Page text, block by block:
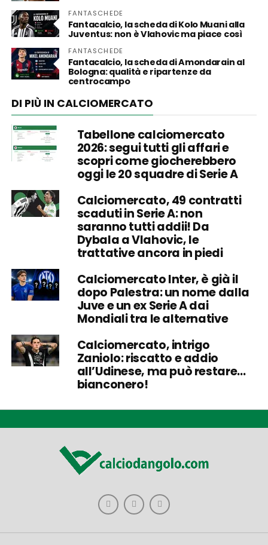
FANTASCHEDE
Fantacalcio, la scheda di Kolo Muani alla
Juventus: non è Vlahovic ma piace così
FANTASCHEDE
Fantacalcio, la scheda di Amondarain al
Bologna: qualità e ripartenze da
centrocampo
DI PIÙ IN CALCIOMERCATO
Tabellone calciomercato
2026: segui tutti gli affari e
scopri come giocherebbero
oggi le 20 squadre di Serie A
Calciomercato, 49 contratti
scaduti in Serie A: non
saranno tutti addii! Da
Dybala a Vlahovic, le
trattative ancora in piedi
Calciomercato Inter, è già il
dopo Palestra: un nome dalla
Juve e un ex Serie A dai
Mondiali tra le alternative
Calciomercato, intrigo
Zaniolo: riscatto e addio
all’Udinese, ma può restare…
bianconero!